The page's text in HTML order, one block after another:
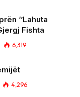
‘’Lahuta
Fishta
6,319
4,296